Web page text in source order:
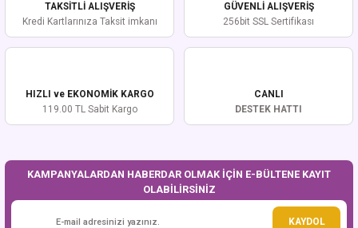
Ürün resmi kalitesiz, bozuk veya görüntülenemiyor.
Ürün fiyatı diğer sitelerden daha pahalı.
Bu ürüne benzer farklı alternatifler olmalı.
TAKSİTLİ ALIŞVERİŞ
Kredi Kartlarınıza Taksit imkanı
GÜVENLİ ALIŞVERİŞ
256bit SSL Sertifikası
HIZLI ve EKONOMİK KARGO
119.00 TL Sabit Kargo
CANLI
DESTEK HATTI
KAMPANYALARDAN HABERDAR OLMAK İÇİN E-BÜLTENE KAYIT
OLABİLİRSİNİZ
KAYDOL